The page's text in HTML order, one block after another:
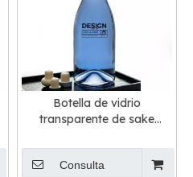
Botella de vidrio
transparente de sake
Consulta